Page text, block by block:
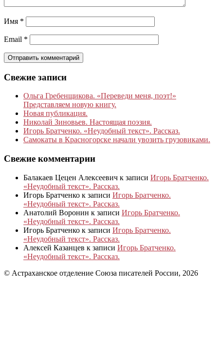
Имя *
Email *
Свежие записи
Ольга Гребенщикова. «Переведи меня, поэт!»
Представляем новую книгу.
Новая публикация.
Николай Зиновьев. Настоящая поэзия.
Игорь Братченко. «Неудобный текст». Рассказ.
Самокаты в Красногорске начали увозить грузовиками.
Свежие комментарии
Балакаев Цецен Алексеевич к записи Игорь Братченко.
«Неудобный текст». Рассказ.
Игорь Братченко к записи Игорь Братченко.
«Неудобный текст». Рассказ.
Анатолий Воронин к записи Игорь Братченко.
«Неудобный текст». Рассказ.
Игорь Братченко к записи Игорь Братченко.
«Неудобный текст». Рассказ.
Алексей Казанцев к записи Игорь Братченко.
«Неудобный текст». Рассказ.
© Астраханское отделение Союза писателей России, 2026